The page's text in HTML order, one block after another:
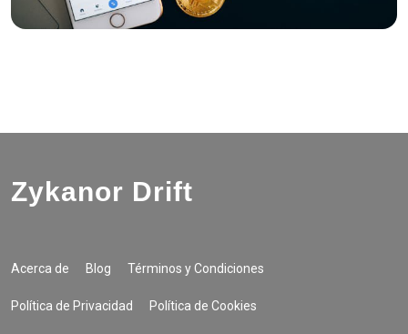
Zykanor Drift
Acerca de Blog Términos y Condiciones
Política de Privacidad Política de Cookies